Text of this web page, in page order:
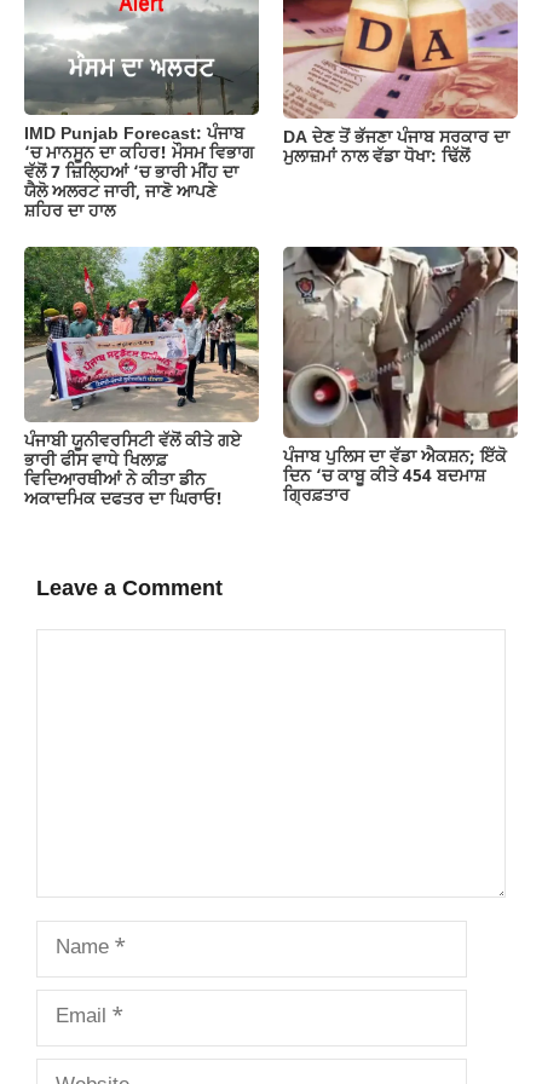
IMD Punjab Forecast: ਪੰਜਾਬ
‘ਚ ਮਾਨਸੂਨ ਦਾ ਕਹਿਰ! ਮੌਸਮ ਵਿਭਾਗ
ਵੱਲੋਂ 7 ਜ਼ਿਲ੍ਹਿਆਂ ‘ਚ ਭਾਰੀ ਮੀਂਹ ਦਾ
ਯੈਲੋ ਅਲਰਟ ਜਾਰੀ, ਜਾਣੋ ਆਪਣੇ
ਸ਼ਹਿਰ ਦਾ ਹਾਲ
DA ਦੇਣ‌ ਤੋਂ ਭੱਜਣਾ ਪੰਜਾਬ ਸਰਕਾਰ ਦਾ
ਮੁਲਾਜ਼ਮਾਂ ਨਾਲ ਵੱਡਾ ਧੋਖਾ: ਢਿੱਲੋਂ
ਪੰਜਾਬੀ ਯੂਨੀਵਰਸਿਟੀ ਵੱਲੋਂ ਕੀਤੇ ਗਏ
ਭਾਰੀ ਫੀਸ ਵਾਧੇ ਖਿਲਾਫ਼
ਵਿਦਿਆਰਥੀਆਂ ਨੇ ਕੀਤਾ ਡੀਨ
ਅਕਾਦਮਿਕ ਦਫਤਰ ਦਾ ਘਿਰਾਓ!
ਪੰਜਾਬ ਪੁਲਿਸ ਦਾ ਵੱਡਾ ਐਕਸ਼ਨ; ਇੱਕੋ
ਦਿਨ ‘ਚ ਕਾਬੂ ਕੀਤੇ 454 ਬਦਮਾਸ਼
ਗ੍ਰਿਫ਼ਤਾਰ
Leave a Comment
Name
Email
Website